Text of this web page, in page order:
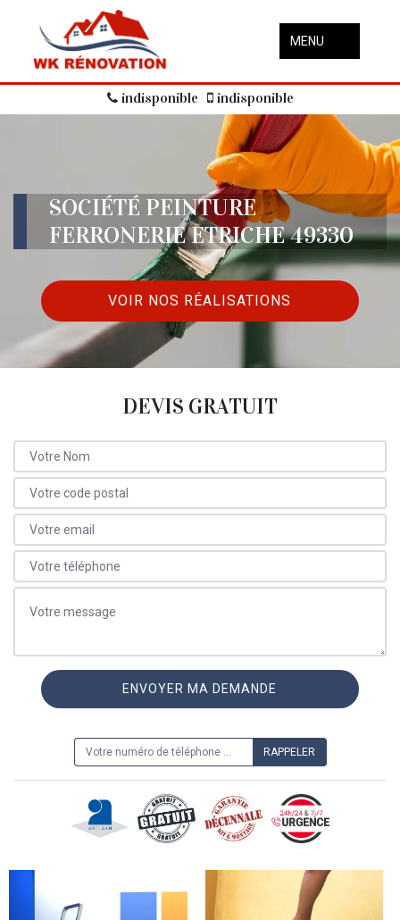
MENU
indisponible indisponible
SOCIÉTÉ PEINTURE
FERRONERIE ETRICHE 49330
VOIR NOS RÉALISATIONS
DEVIS GRATUIT